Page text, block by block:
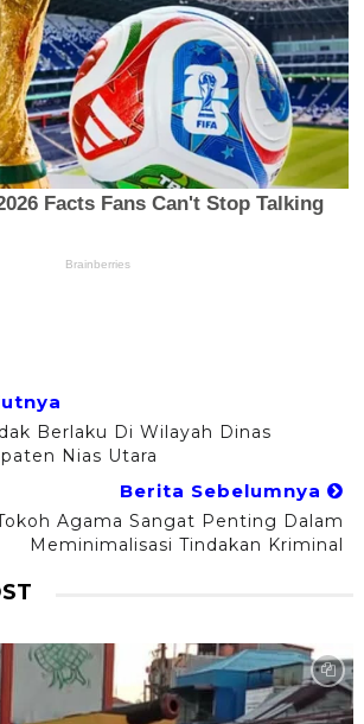
Berlaku Di Wilayah Dinas
Nias Utara
Berita Sebelumnya
Agama Sangat Penting Dalam
Meminimalisasi Tindakan Kriminal